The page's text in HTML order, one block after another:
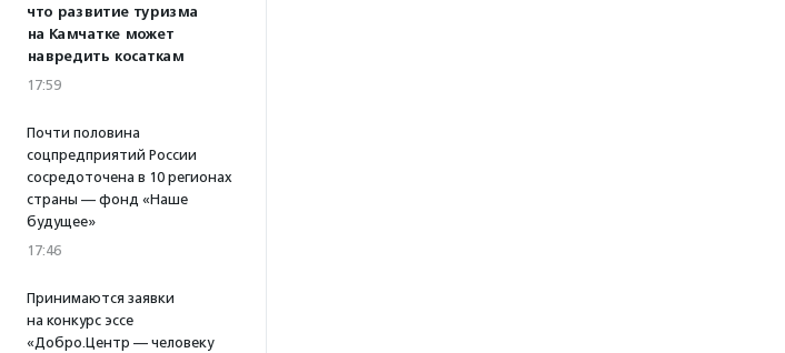
что развитие туризма
на Камчатке может
навредить косаткам
17:59
Почти половина
соцпредприятий России
сосредоточена в 10 регионах
страны — фонд «Наше
будущее»
17:46
Принимаются заявки
на конкурс эссе
«Добро.Центр — человеку